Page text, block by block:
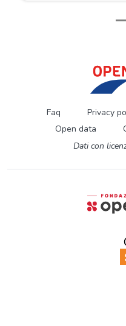
Faq Privacy
Open data
Dati con